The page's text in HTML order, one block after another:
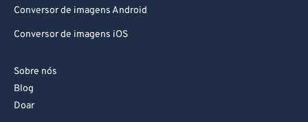
Conversor de imagens Android
Conversor de imagens iOS
Sobre nós
Blog
Doar